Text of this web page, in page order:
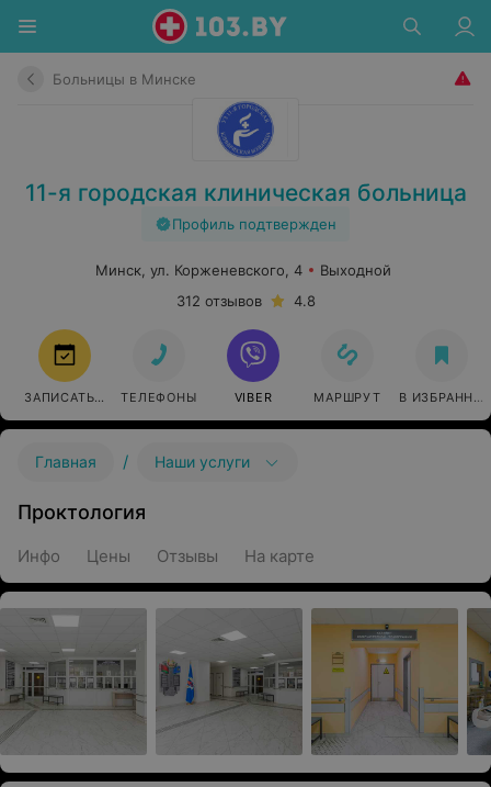
Больницы в Минске
11-я городская клиническая больница
Профиль подтвержден
Минск, ул. Корженевского, 4
Выходной
312 отзывов
4.8
ЗАПИСАТЬСЯ ТЕЛЕФОНЫ VIBER МАРШРУТ В ИЗБРАННОЕ
Главная / Наши услуги
Проктология
Инфо Цены Отзывы На карте